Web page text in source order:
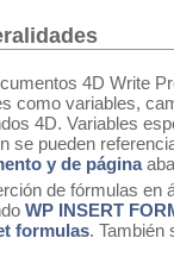
4D Write
como variables,
4D. Variables
se pueden
y de página
de fórmulas en
WP INSERT
formulas. También